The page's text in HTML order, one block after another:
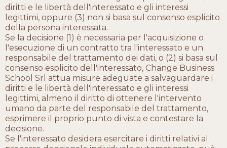
diritti e le libertà dell'interessato e gli interessi
legittimi, oppure (3) non si basa sul consenso esplicito
della persona interessata.
Se la decisione (1) è necessaria per l'acquisizione o
l'esecuzione di un contratto tra l'interessato e un
responsabile del trattamento dei dati, o (2) si basa sul
consenso esplicito dell'interessato, Change Business
School Srl attua misure adeguate a salvaguardare i
diritti e le libertà dell'interessato e gli interessi
legittimi, almeno il diritto di ottenere l'intervento
umano da parte del responsabile del trattamento,
esprimere il proprio punto di vista e contestare la
decisione.
Se l'interessato desidera esercitare i diritti relativi al